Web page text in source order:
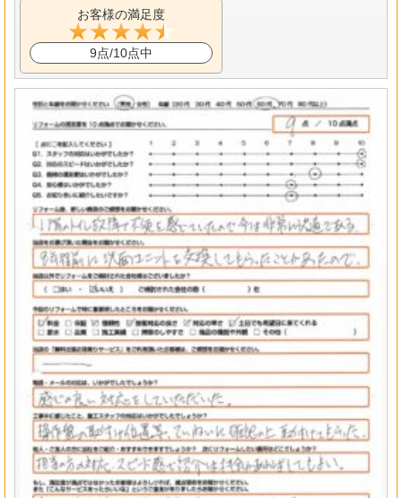
お客様の満足度
9点/10点中